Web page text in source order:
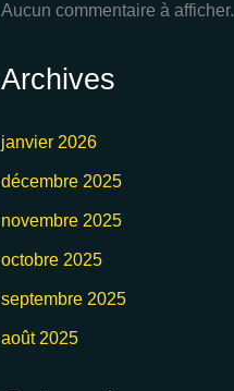
Aucun commentaire à afficher.
Archives
janvier 2026
décembre 2025
novembre 2025
octobre 2025
septembre 2025
août 2025